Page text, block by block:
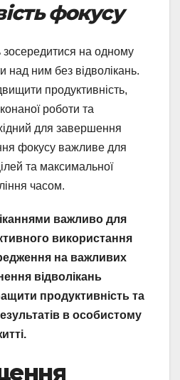
фокусу
зосередитися на одному
над ним без відволікань.
продуктивність,
роботи та
для завершення
фокусу важливе для
та максимальної
часом.
важливо для
використання
на важливих
відволікань
продуктивність та
в особистому